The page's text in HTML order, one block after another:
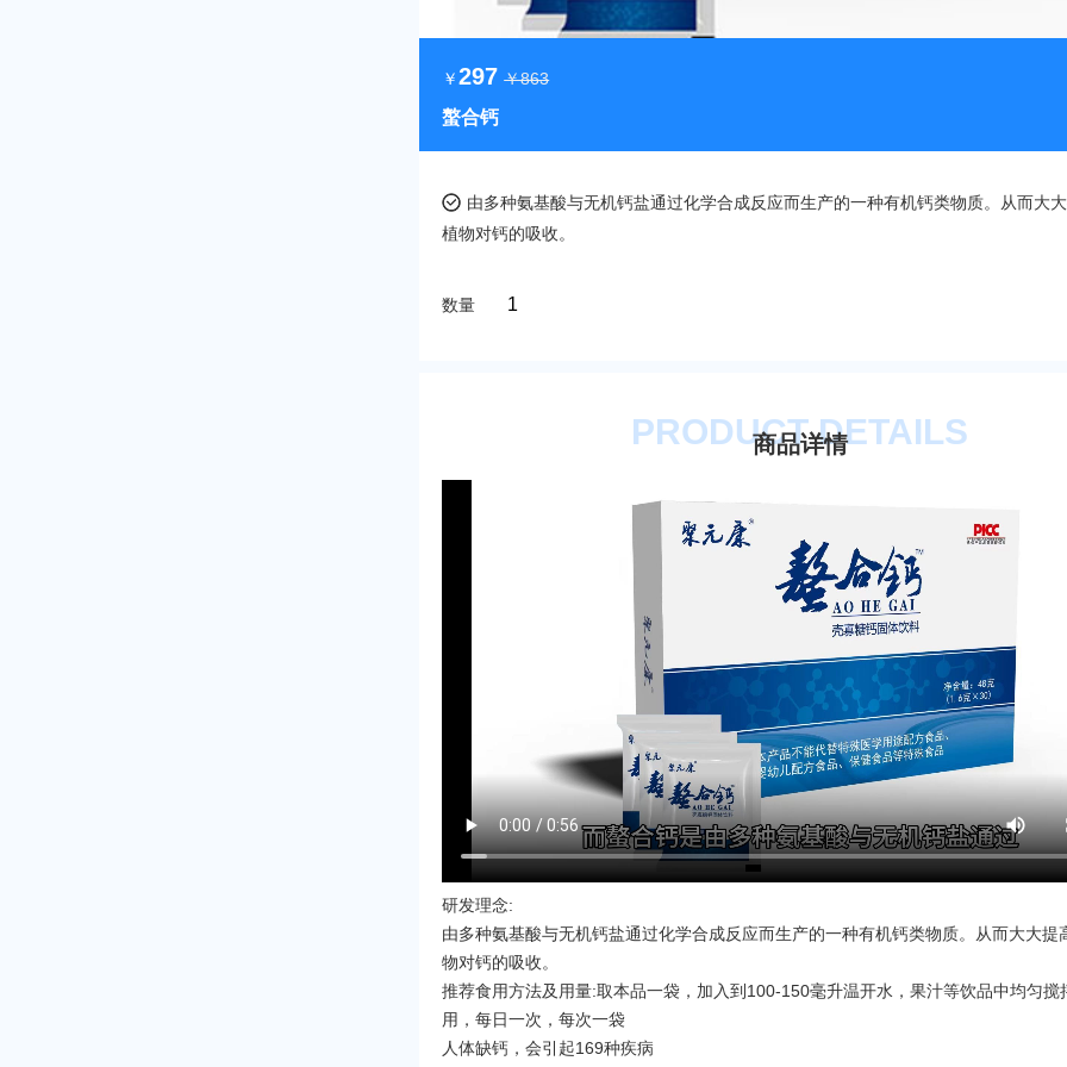
￥297 ￥863
螯合钙
由多种氨基酸与无机钙盐通过化学合成反应而生产的一种有机钙类物质。从而大大
植物对钙的吸收。
数量
PRODUCT DETAILS
商品详情
研发理念:
由多种氨基酸与无机钙盐通过化学合成反应而生产的一种有机钙类物质。从而大大提
物对钙的吸收。
推荐食用方法及用量:取本品一袋，加入到100-150毫升温开水，果汁等饮品中均匀搅
用，每日一次，每次一袋
人体缺钙，会引起169种疾病